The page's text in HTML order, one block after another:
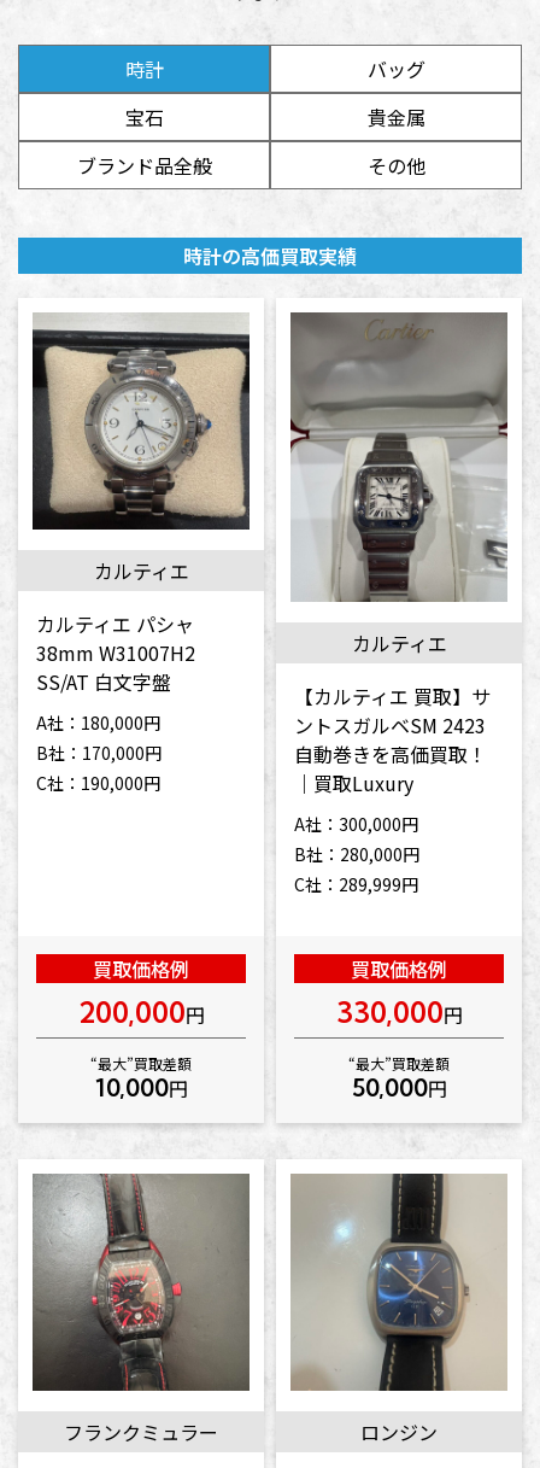
時計
バッグ
宝石
貴金属
ブランド品全般
その他
時計の高価買取実績
カルティエ
カルティエ パシャ
38mm W31007H2
SS/AT 白文字盤
A社：180,000円
B社：170,000円
C社：190,000円
買取価格例
200,000円
“最大”買取差額
10,000円
カルティエ
【カルティエ 買取】サ
ントスガルベSM 2423
自動巻きを高価買取！
｜買取Luxury
A社：300,000円
B社：280,000円
C社：289,999円
買取価格例
330,000円
“最大”買取差額
50,000円
フランクミュラー
ロンジン